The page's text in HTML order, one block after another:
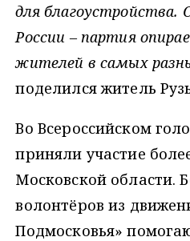
для благоустройства.
России – партия
жителей в самых
поделился житель
Во Всероссийском
приняли участие
Московской области.
волонтёров из
Подмосковья»